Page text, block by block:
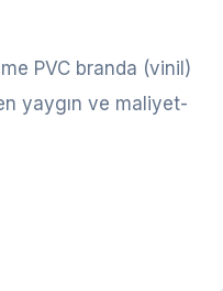
PVC branda (vinil)
yaygın ve maliyet-